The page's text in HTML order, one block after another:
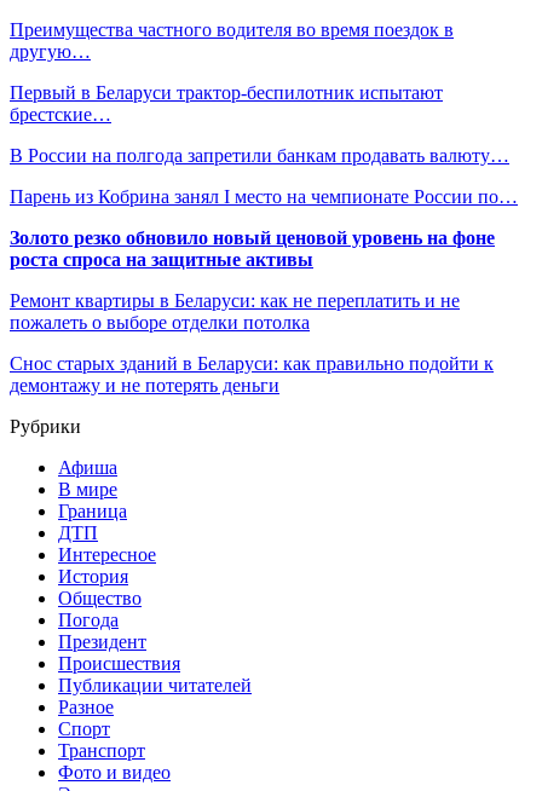
Преимущества частного водителя во время поездок в
другую…
Первый в Беларуси трактор-беспилотник испытают
брестские…
В России на полгода запретили банкам продавать валюту…
Парень из Кобрина занял I место на чемпионате России по…
Золото резко обновило новый ценовой уровень на фоне
роста спроса на защитные активы
Ремонт квартиры в Беларуси: как не переплатить и не
пожалеть о выборе отделки потолка
Снос старых зданий в Беларуси: как правильно подойти к
демонтажу и не потерять деньги
Рубрики
Афиша
В мире
Граница
ДТП
Интересное
История
Общество
Погода
Президент
Происшествия
Публикации читателей
Разное
Спорт
Транспорт
Фото и видео